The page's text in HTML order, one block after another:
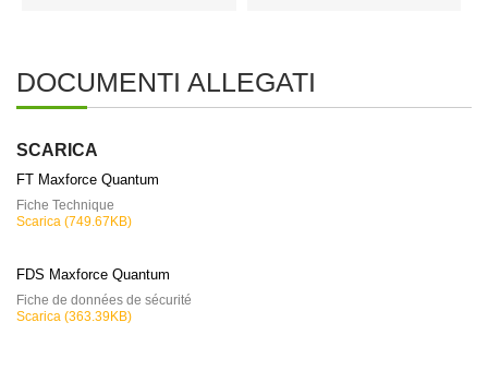
DOCUMENTI ALLEGATI
SCARICA
FT Maxforce Quantum
Fiche Technique
Scarica (749.67KB)
FDS Maxforce Quantum
Fiche de données de sécurité
Scarica (363.39KB)